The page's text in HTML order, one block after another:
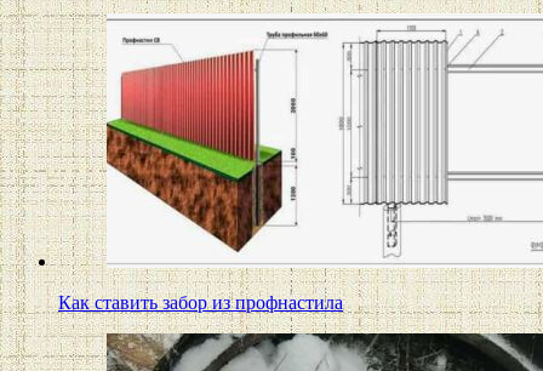
Как ставить забор из профнастила